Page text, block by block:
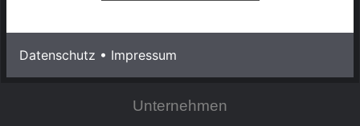
Rahmenrechner
Unternehmen
Datenschutz • Impressum